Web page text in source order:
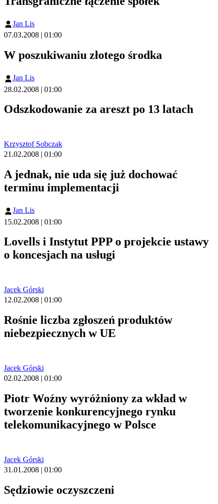
Jan Lis
07.03.2008 | 01:00
W poszukiwaniu złotego środka
Jan Lis
28.02.2008 | 01:00
Odszkodowanie za areszt po 13 latach
Krzysztof Sobczak
21.02.2008 | 01:00
A jednak, nie uda się już dochować
terminu implementacji
Jan Lis
15.02.2008 | 01:00
Lovells i Instytut PPP o projekcie ustawy
o koncesjach na usługi
Jacek Górski
12.02.2008 | 01:00
Rośnie liczba zgłoszeń produktów
niebezpiecznych w UE
Jacek Górski
02.02.2008 | 01:00
Piotr Woźny wyróżniony za wkład w
tworzenie konkurencyjnego rynku
telekomunikacyjnego w Polsce
Jacek Górski
31.01.2008 | 01:00
Sędziowie oczyszczeni